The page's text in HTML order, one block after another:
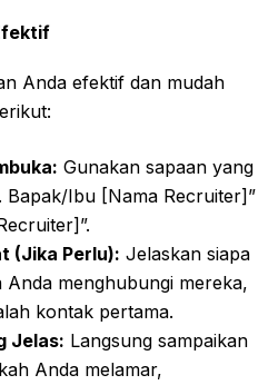
Anda efektif dan mudah
Gunakan sapaan yang
Bapak/Ibu [Nama Recruiter]”
(Jika Perlu): Jelaskan siapa
Anda menghubungi mereka,
kontak pertama.
Jelas: Langsung sampaikan
Anda melamar,